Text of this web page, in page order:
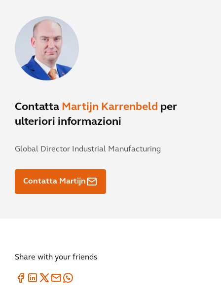
Contatta Martijn Karrenbeld per
ulteriori informazioni
Global Director Industrial Manufacturing
Contatta Martijn
Share with your friends